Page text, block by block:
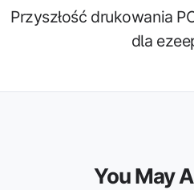
Przyszłość drukowania
dla
You May